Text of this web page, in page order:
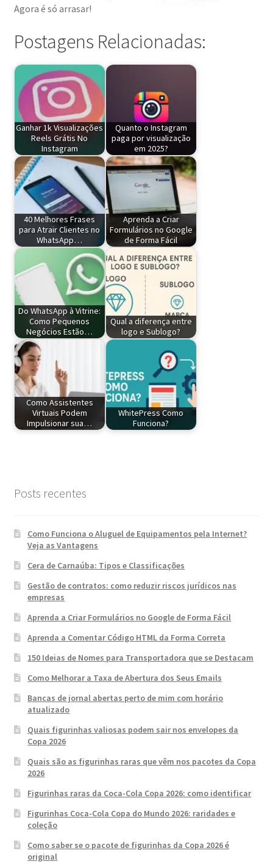
Agora é só arrasar!
Postagens Relacionadas:
Ganhar 1k Visualizações
Reels Grátis No
Instagram
Quanto o Instagram
paga por visualização
em 2025?
40 Melhores Frases
para Atrair Clientes no
WhatsApp…
Aprenda a Criar
Formulários no Google
de Forma Fácil
Do WhatsApp à Vitrine:
Como Pequenos
Negócios Estão…
Qual a diferença entre
logo e Sublogo?
Como Assistentes
Virtuais Podem
Impulsionar sua…
WhitePress Como
Funciona?
Posts recentes
Como Funciona o Aluguel de Equipamentos pela Internet?
Veja as Vantagens
Cera de Carnaúba: Tipos e Classificações
Gestão de contratos: como reduzir riscos jurídicos nas
empresas
Aprenda a Criar Formulários no Google de Forma Fácil
Aprenda a Comentar Código HTML da Forma Correta
150 Ideias de Nomes para Transportadora que se Destacam
Como Melhorar a Taxa de Abertura dos Seus Emails
Bancas de jornal abertas perto de mim com horário
atualizado
Quais figurinhas valiosas podem sair nos envelopes da
Copa 2026
Quais são as figurinhas raras que vêm nos pacotes da Copa
2026
Figurinhas raras da Coca-Cola Copa 2026: como identificar
Figurinhas Coca-Cola Copa do Mundo 2026: raridades e
coleção
Como saber se o pacote de figurinhas da Copa 2026 é
original